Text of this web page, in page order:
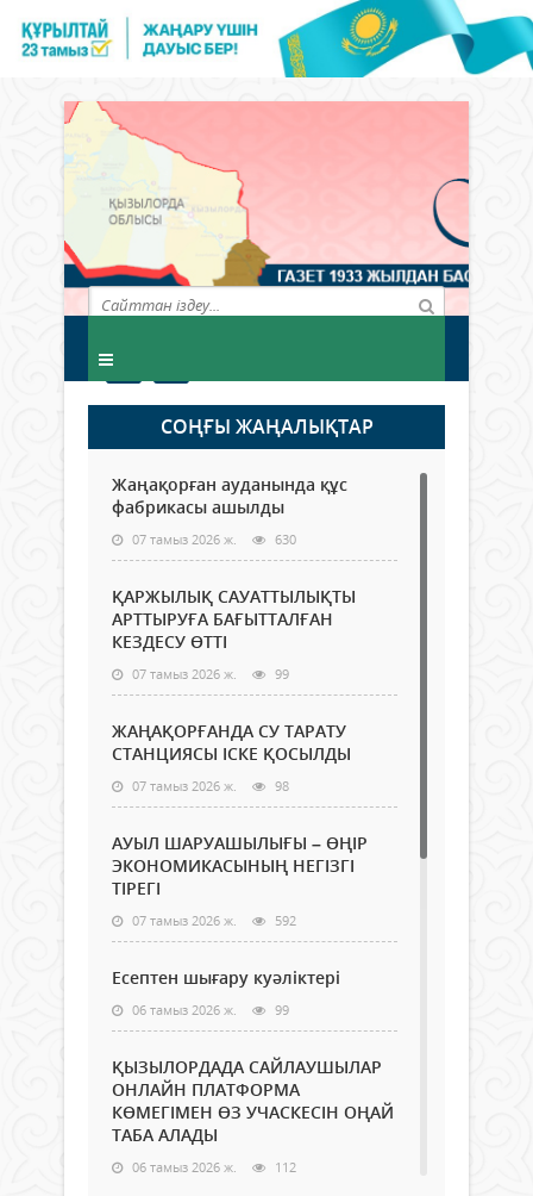
СОҢҒЫ ЖАҢАЛЫҚТАР
Жаңақорған ауданында құс
фабрикасы ашылды
07 тамыз 2026 ж. 630
ҚАРЖЫЛЫҚ САУАТТЫЛЫҚТЫ
АРТТЫРУҒА БАҒЫТТАЛҒАН
КЕЗДЕСУ ӨТТІ
07 тамыз 2026 ж. 99
ЖАҢАҚОРҒАНДА СУ ТАРАТУ
СТАНЦИЯСЫ ІСКЕ ҚОСЫЛДЫ
07 тамыз 2026 ж. 98
АУЫЛ ШАРУАШЫЛЫҒЫ – ӨҢІР
ЭКОНОМИКАСЫНЫҢ НЕГІЗГІ
ТІРЕГІ
07 тамыз 2026 ж. 592
Есептен шығару куәліктері
06 тамыз 2026 ж. 99
ҚЫЗЫЛОРДАДА САЙЛАУШЫЛАР
ОНЛАЙН ПЛАТФОРМА
КӨМЕГІМЕН ӨЗ УЧАСКЕСІН ОҢАЙ
ТАБА АЛАДЫ
06 тамыз 2026 ж. 112